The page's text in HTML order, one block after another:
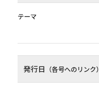
テーマ
発行日 （各号へのリンク）